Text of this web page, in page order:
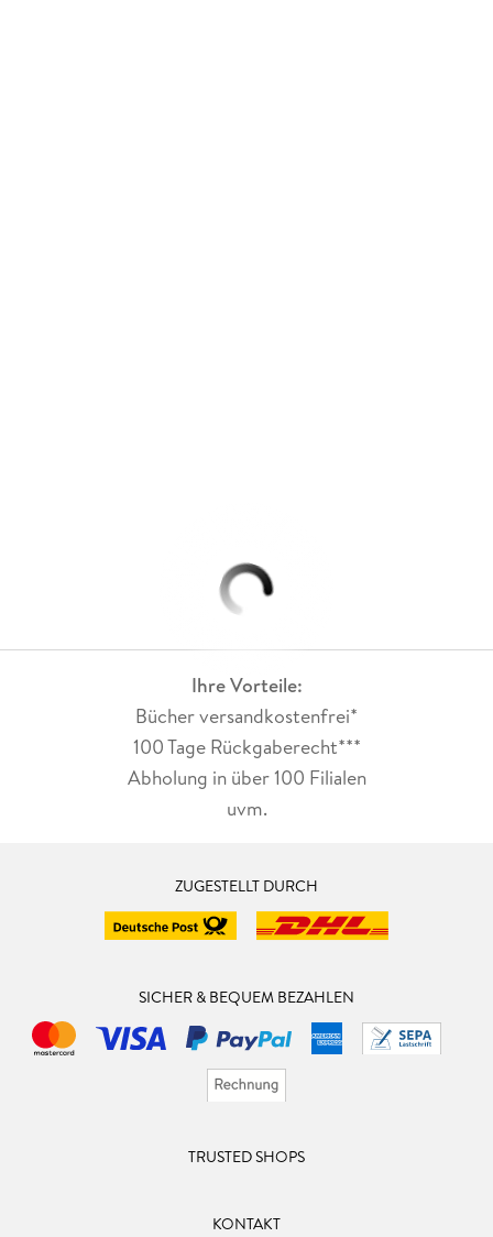
Ihre Vorteile:
Bücher versandkostenfrei*
100 Tage Rückgaberecht***
Abholung in über 100 Filialen
uvm.
ZUGESTELLT DURCH
SICHER & BEQUEM BEZAHLEN
TRUSTED SHOPS
KONTAKT